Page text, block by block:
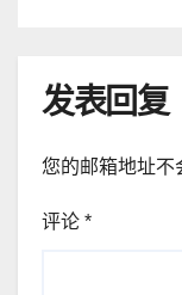
发表回复
您的邮箱地址不
评论 *